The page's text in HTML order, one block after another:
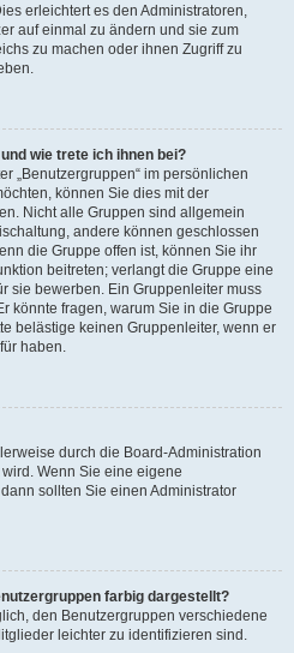
erleichtert es den Administratoren,
auf einmal zu ändern und sie zum
zu machen oder ihnen Zugriff zu
wie trete ich ihnen bei?
„Benutzergruppen“ im persönlichen
können Sie dies mit der
Nicht alle Gruppen sind allgemein
andere können geschlossen
die Gruppe offen ist, können Sie ihr
beitreten; verlangt die Gruppe eine
sie bewerben. Ein Gruppenleiter muss
könnte fragen, warum Sie in die Gruppe
belästige keinen Gruppenleiter, wenn er
haben.
durch die Board-Administration
Wenn Sie eine eigene
sollten Sie einen Administrator
farbig dargestellt?
den Benutzergruppen verschiedene
leichter zu identifizieren sind.